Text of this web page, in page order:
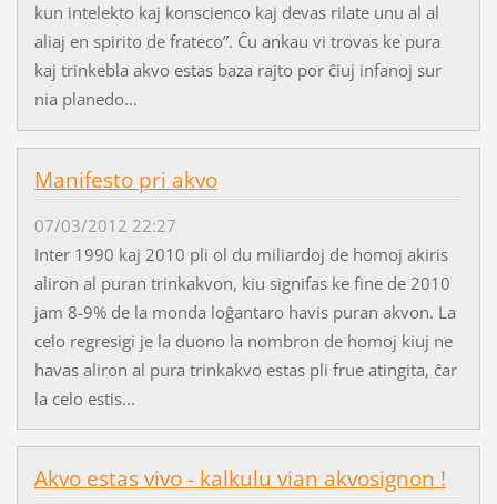
kun intelekto kaj konscienco kaj devas rilate unu al al
aliaj en spirito de frateco”. Ĉu ankau vi trovas ke pura
kaj trinkebla akvo estas baza rajto por ĉiuj infanoj sur
nia planedo...
Manifesto pri akvo
07/03/2012 22:27
Inter 1990 kaj 2010 pli ol du miliardoj de homoj akiris
aliron al puran trinkakvon, kiu signifas ke fine de 2010
jam 8-9% de la monda loĝantaro havis puran akvon. La
celo regresigi je la duono la nombron de homoj kiuj ne
havas aliron al pura trinkakvo estas pli frue atingita, ĉar
la celo estis...
Akvo estas vivo - kalkulu vian akvosignon !